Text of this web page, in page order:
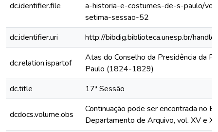
dc.identifier.file
a-historia-e-costumes-de-s-paulo/
setima-sessao-52
dc.identifier.uri
http://bibdig.biblioteca.unesp.br/
dc.relation.ispartof
Atas do Conselho da Presidência da
Paulo (1824-1829)
dc.title
17ª Sessão
dcdocs.volume.obs
Continuação pode ser encontrada no
Departamento de Arquivo, vol. XV e